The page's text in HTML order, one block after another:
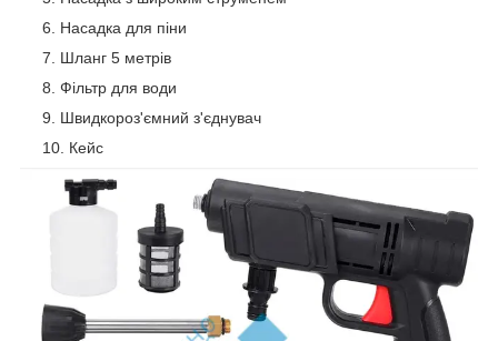
Насадка для піни
Шланг 5 метрів
Фільтр для води
Швидкороз'ємний з'єднувач
Кейс